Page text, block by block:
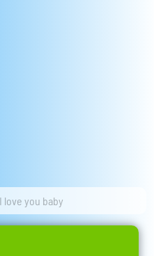
I love you baby